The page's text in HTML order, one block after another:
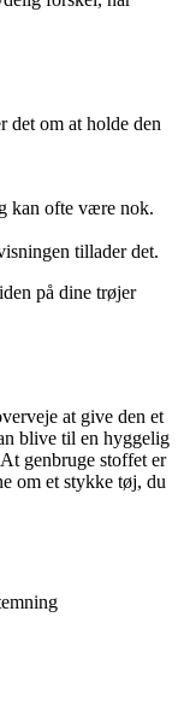
det om at holde den
kan ofte være nok.
tillader det.
på dine trøjer
at give den et
blive til en hyggelig
genbruge stoffet er
om et stykke tøj, du